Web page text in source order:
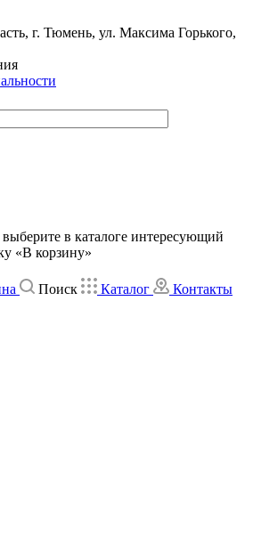
г. Тюмень, ул. Максима Горького,
в каталоге интересующий
«В корзину»
Поиск Каталог Контакты